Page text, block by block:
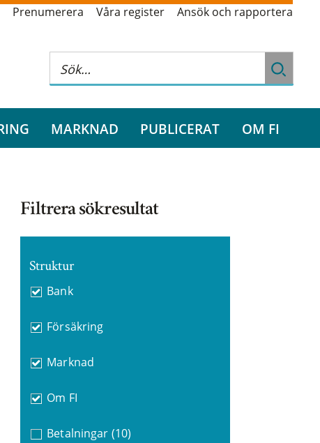
Prenumerera Våra register Ansök och rapportera
MARKNAD PUBLICERAT OM FI
Filtrera sökresultat
Struktur
Bank
Försäkring
Marknad
Om FI
Betalningar (10)